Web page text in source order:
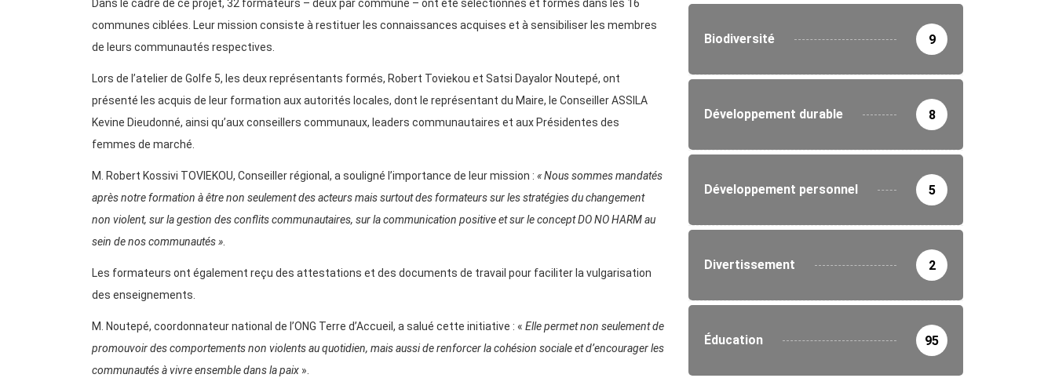
Dans le cadre de ce projet, 32 formateurs – deux par commune – ont été sélectionnés et formés dans les 16
communes ciblées. Leur mission consiste à restituer les connaissances acquises et à sensibiliser les membres
de leurs communautés respectives.
Lors de l’atelier de Golfe 5, les deux représentants formés, Robert Toviekou et Satsi Dayalor Noutepé, ont
présenté les acquis de leur formation aux autorités locales, dont le représentant du Maire, le Conseiller ASSILA
Kevine Dieudonné, ainsi qu’aux conseillers communaux, leaders communautaires et aux Présidentes des
femmes de marché.
M. Robert Kossivi TOVIEKOU, Conseiller régional, a souligné l’importance de leur mission : « Nous sommes mandatés
après notre formation à être non seulement des acteurs mais surtout des formateurs sur les stratégies du changement
non violent, sur la gestion des conflits communautaires, sur la communication positive et sur le concept DO NO HARM au
sein de nos communautés »
Les formateurs ont également reçu des attestations et des documents de travail pour faciliter la vulgarisation
des enseignements.
M. Noutepé, coordonnateur national de l’ONG Terre d’Accueil, a salué cette initiative : « Elle permet non seulement de
promouvoir des comportements non violents au quotidien, mais aussi de renforcer la cohésion sociale et d’encourager les
communautés à vivre ensemble dans la paix ».
Biodiversité 9
Développement durable 8
Développement personnel 5
Divertissement 2
Éducation 95